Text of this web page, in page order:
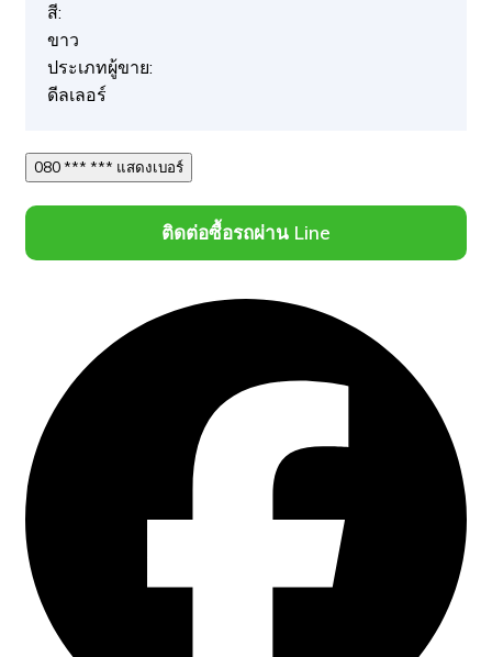
สี:
ขาว
ประเภทผู้ขาย:
ดีลเลอร์
080 *** *** แสดงเบอร์
ติดต่อซื้อรถผ่าน Line